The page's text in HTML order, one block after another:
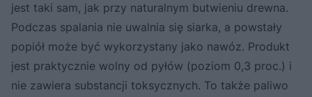
jest taki sam, jak przy naturalnym butwieniu drewna.
Podczas spalania nie uwalnia się siarka, a powstały
popiół może być wykorzystany jako nawóz. Produkt
jest praktycznie wolny od pyłów (poziom 0,3 proc.) i
nie zawiera substancji toksycznych. To także paliwo